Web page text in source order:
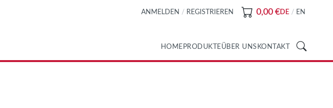
ANMELDEN / REGISTRIEREN 0,00 € DE / EN
HOME PRODUKTEÜBER UNS KONTAKT